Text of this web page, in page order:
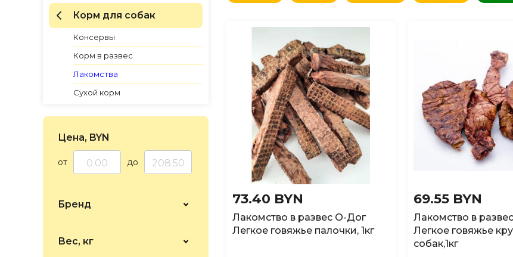
Корм для собак
Консервы
Корм в развес
Лакомства
Сухой корм
Цена, BYN
от до
Бренд
Вес, кг
73.40 BYN
Лакомство в развес О-Дог
Легкое говяжье палочки, 1кг
69.55 BYN
Лакомство в
Легкое говяжье
собак,1кг